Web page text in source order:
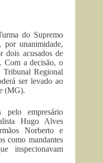
do Supremo
por unanimidade,
dois acusados de
Com a decisão, o
Regional
ser levado ao
(MG).
pelo empresário
Hugo Alves
Norberto e
como mandantes
inspecionavam